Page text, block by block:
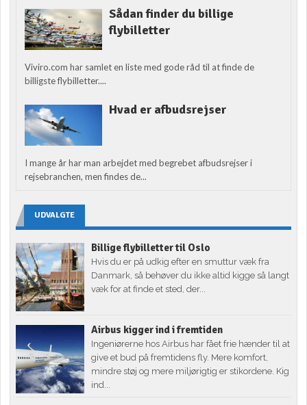
Sådan finder du billige
flybilletter
Viviro.com har samlet en liste med gode råd til at finde de
billigste flybilletter....
Hvad er afbudsrejser
I mange år har man arbejdet med begrebet afbudsrejser i
rejsebranchen, men findes de...
UDVALGTE
Billige flybilletter til Oslo
Hvis du er på udkig efter en smuttur væk fra
Danmark, så behøver du ikke altid kigge så langt
væk for at finde et sted, der...
Airbus kigger ind i fremtiden
Ingeniørerne hos Airbus har fået frie hænder til at
give et bud på fremtidens fly. Mere komfort,
mindre støj og mere miljørigtig er stikordene. Kig
ind...